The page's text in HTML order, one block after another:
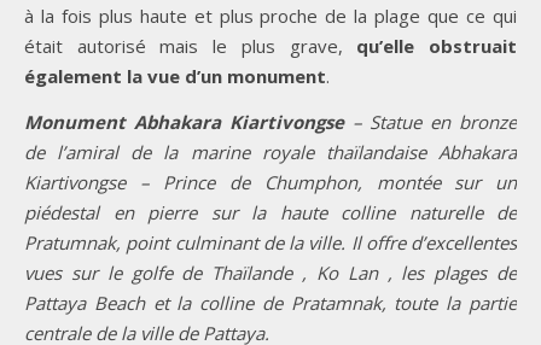
à la fois plus haute et plus proche de la plage que ce qui
était autorisé mais le plus grave, qu’elle obstruait
également la vue d’un monument.
Monument Abhakara Kiartivongse– Statue en bronze
de l’amiral de la marine royale thaïlandaise Abhakara
Kiartivongse – Prince de Chumphon, montée sur un
piédestal en pierre sur la haute colline naturelle de
Pratumnak, point culminant de la ville. Il offre d’excellentes
vues sur le golfe de Thaïlande , Ko Lan , les plages de
Pattaya Beach et la colline de Pratamnak, toute la partie
centrale de la ville de Pattaya.